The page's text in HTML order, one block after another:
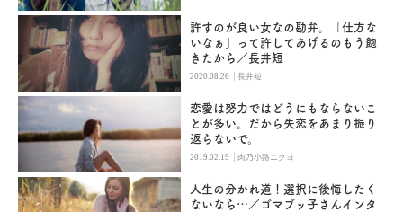
許すのが良い女なの勘弁。「仕方な
いなぁ」って許してあげるのもう飽
きたから／長井短
2020.08.26 |長井短
恋愛は努力ではどうにもならないこ
とが多い。だから失恋をあまり振り
返らないで。
2019.02.19 |肉乃小路ニクヨ
人生の分かれ道！選択に後悔したく
ないなら…／ゴマブッ子さんインタ